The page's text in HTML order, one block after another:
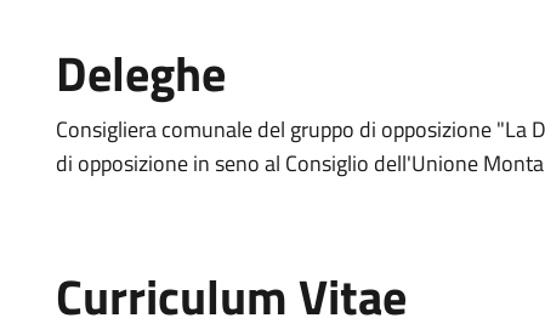
Deleghe
Consigliera comunale del gruppo di opposizione "La
di opposizione in seno al Consiglio dell'Unione
Curriculum Vitae